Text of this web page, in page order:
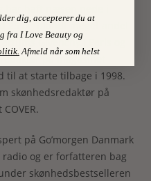
25 år, blandt meget andet
Givenchy i Paris og
på magasinet
til at starte tilbage i 1998.
skønhedsredaktør på
på Go’morgen Danmark
og er forfatteren bag
skønhedsbestselleren
dig, accepterer du at
fra I Love Beauty og
. Afmeld når som helst